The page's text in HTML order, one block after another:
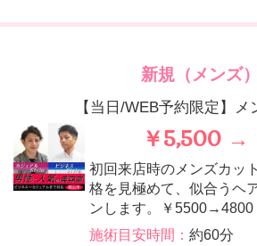
新規（メンズ）
【当日/WEB予約限定】メ
￥5,500 →
初回来店時のメンズカッ
格を見極めて、似合うヘ
ンします。￥5500→4800
施術目安時間： 約60分